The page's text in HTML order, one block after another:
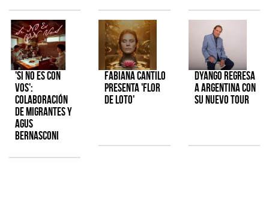
'Si No Es Con
Vos':
colaboración
de Migrantes y
Agus
Bernasconi
Fabiana Cantilo
presenta 'Flor
de Loto'
Dyango regresa
a Argentina con
su nuevo tour